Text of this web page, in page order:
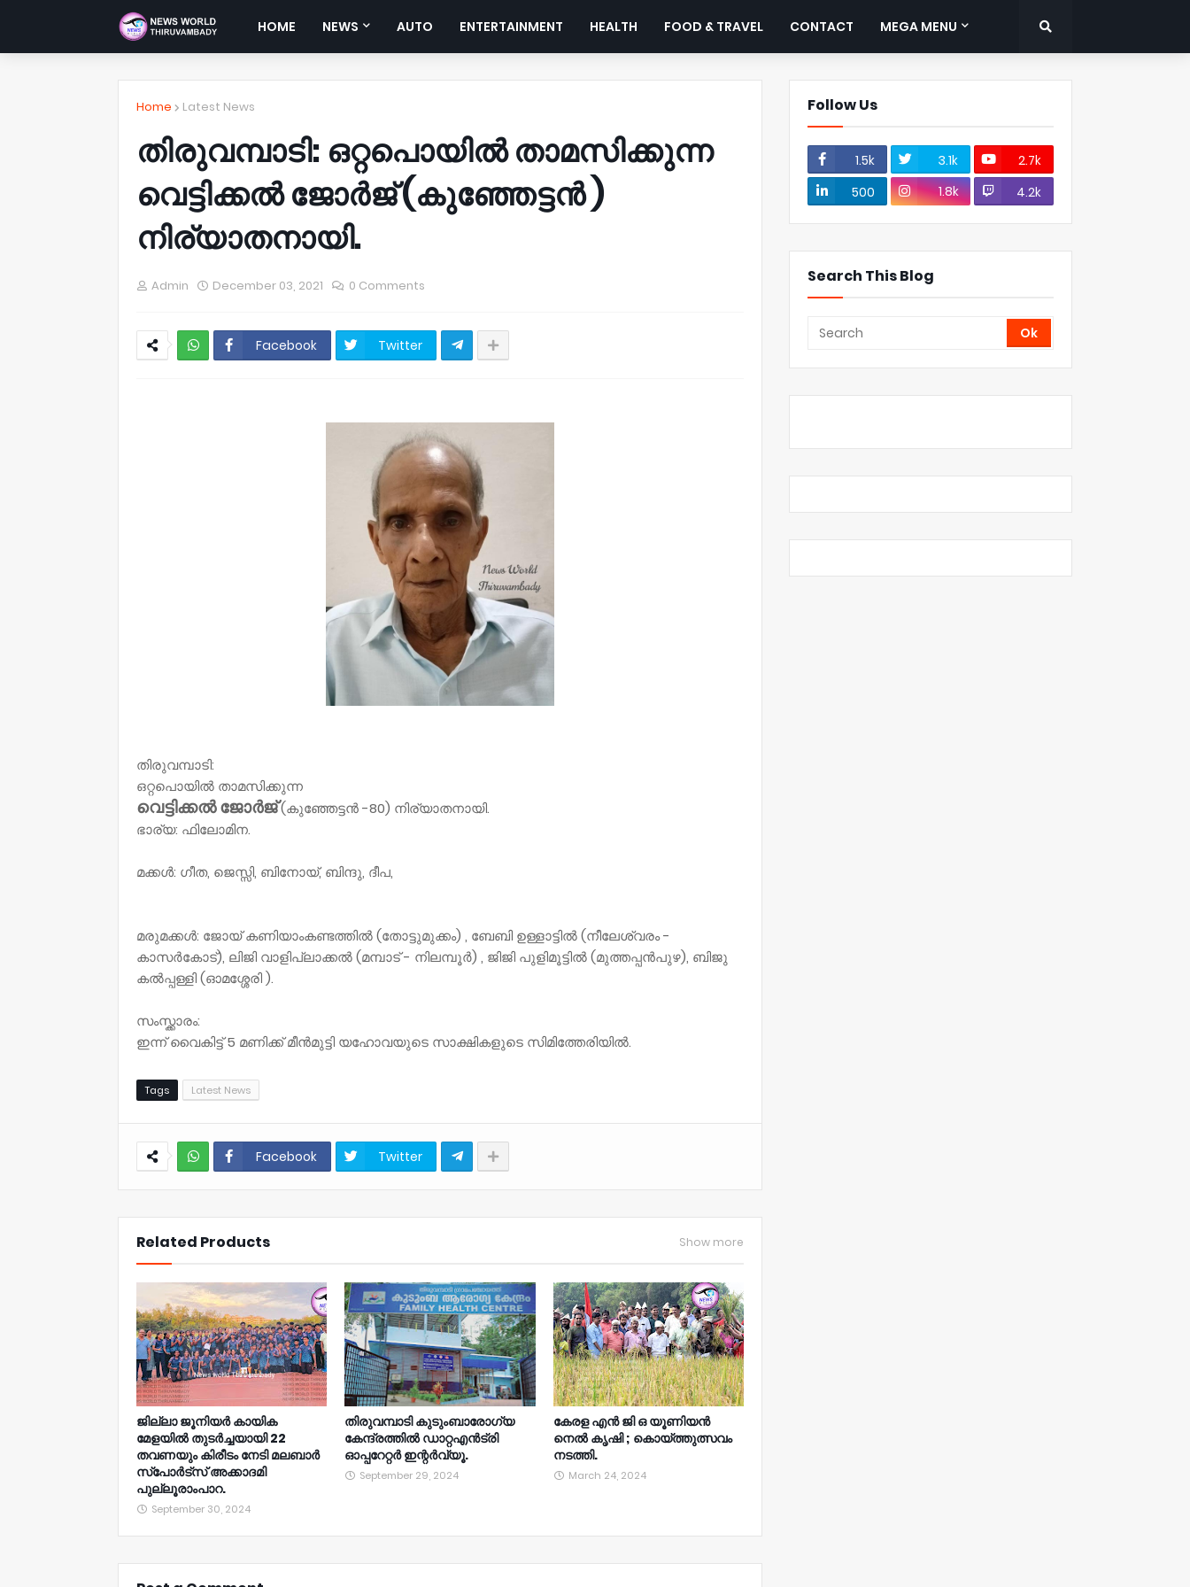
HOME NEWS AUTO ENTERTAINMENT HEALTH FOOD & TRAVEL CONTACT MEGA MENU
Home Latest News
തിരുവമ്പാടി: ഒറ്റപൊയിൽ താമസിക്കുന്ന
വെട്ടിക്കൽ ജോർജ് (കുഞ്ഞേട്ടൻ )
നിര്യാതനായി.
Admin December 03, 2021 0 Comments
Facebook Twitter
തിരുവമ്പാടി:
ഒറ്റപൊയിൽ താമസിക്കുന്ന
വെട്ടിക്കൽ ജോർജ്(കുഞ്ഞേട്ടൻ -80) നിര്യാതനായി.
ഭാര്യ: ഫിലോമിന.
മക്കൾ: ഗീത, ജെസ്സി, ബിനോയ്, ബിന്ദു, ദീപ,
മരുമക്കൾ: ജോയ് കണിയാംകണ്ടത്തിൽ (തോട്ടുമുക്കം) , ബേബി ഉള്ളാട്ടിൽ (നീലേശ്വരം -
കാസർകോട്), ലിജി വാളിപ്ലാക്കൽ (മമ്പാട് - നിലമ്പൂർ) , ജിജി പുളിമൂട്ടിൽ (മുത്തപ്പൻപുഴ), ബിജു
കൽപ്പള്ളി (ഓമശ്ശേരി ).
സംസ്ക്കാരം:
ഇന്ന് വൈകിട്ട് 5 മണിക്ക് മീൻമുട്ടി യഹോവയുടെ സാക്ഷികളുടെ സിമിത്തേരിയിൽ.
Tags Latest News
Facebook Twitter
Related Products Show more
ജില്ലാ ജൂനിയർ കായിക
മേളയില്‍ തുടർച്ചയായി 22
തവണയും കിരീടം നേടി മലബാർ
സ്പോർട്സ് അക്കാദമി
പുല്ലൂരാംപാറ.
September 30, 2024
തിരുവമ്പാടി കുടുംബാരോഗ്യ
കേന്ദ്രത്തിൽ ഡാറ്റഎൻട്രി
ഓപ്പറേറ്റർ ഇന്റർവ്യൂ.
September 29, 2024
കേരള എൻ ജി ഒ യൂണിയൻ
നെൽ കൃഷി ; കൊയ്ത്തുത്സവം
നടത്തി.
March 24, 2024
Follow Us
1.5k 3.1k
2.7k
500
1.8k 4.2k
Search This Blog